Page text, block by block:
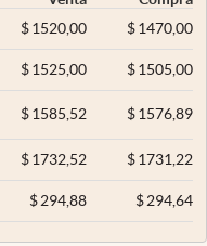
$ 1520,00 $1470,00
$ 1525,00 $1505,00
$ 1585,52 $1576,89
$ 1732,52 $1731,22
$ 294,88 $294,64